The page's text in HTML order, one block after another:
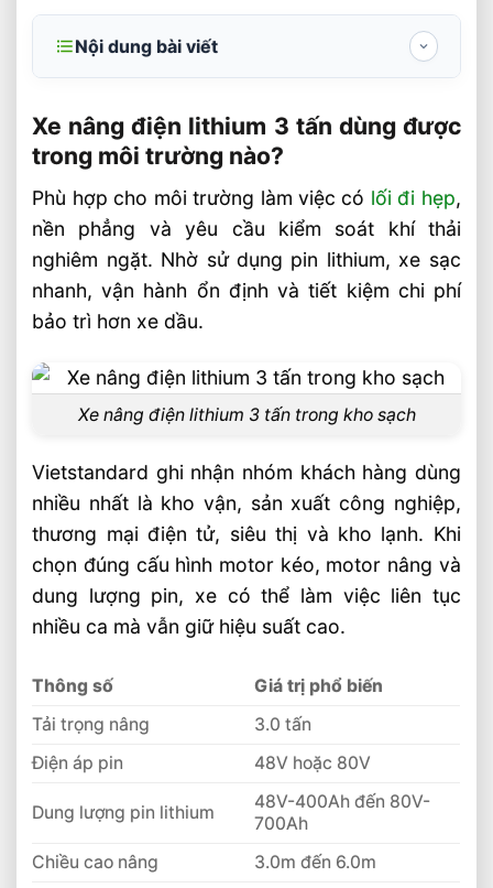
Nội dung bài viết
trong môi trường nào?
Những môi trường phù hợp nhất cho xe
nâng điện lithium 3 tấn
Cấu hình kỹ thuật cần quan tâm khi chọn
xe nâng điện lithium 3 tấn
Khi nào nên chọn xe nâng điện lithium 3
tấn thay vì xe dầu?
Câu hỏi thường gặp về xe nâng điện
lithium 3 tấn dùng được trong môi trường
nào FAQ
Xe nâng điện lithium 3 tấn có dùng được
trong kho lạnh không?
Xe nâng điện lithium 3 tấn có phù hợp
chạy ngoài trời không?
Xe nâng điện lithium 3 tấn nên chọn pin
dung lượng bao nhiêu?
Được Trong Môi Trường Nào
Sản phẩm đề xuất
Liên hệ mua sản phẩm
Bài Viết Liên Quan
Chọn Tải Trọng Xe Nâng Điện Theo
Trọng Lượng Thực Tế
Xe nâng điện lithium 3 tấn dùng được
trong môi trường nào?
Phù hợp cho môi trường làm việc có lối đi hẹp,
nền phẳng và yêu cầu kiểm soát khí thải
nghiêm ngặt. Nhờ sử dụng pin lithium, xe sạc
nhanh, vận hành ổn định và tiết kiệm chi phí
bảo trì hơn xe dầu.
Xe nâng điện lithium 3 tấn trong kho sạch
Vietstandard ghi nhận nhóm khách hàng dùng
nhiều nhất là kho vận, sản xuất công nghiệp,
thương mại điện tử, siêu thị và kho lạnh. Khi
chọn đúng cấu hình motor kéo, motor nâng và
dung lượng pin, xe có thể làm việc liên tục
nhiều ca mà vẫn giữ hiệu suất cao.
Thông số
Giá trị phổ biến
Tải trọng nâng
3.0 tấn
Điện áp pin
48V hoặc 80V
Dung lượng pin lithium
48V-400Ah đến 80V-
700Ah
Chiều cao nâng
3.0m đến 6.0m